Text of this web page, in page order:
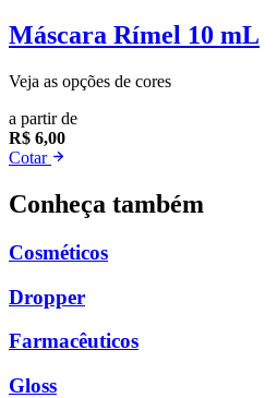
Máscara Rímel 10 mL
Veja as opções de cores
a partir de
R$ 6,00
Cotar
Conheça também
Cosméticos
Dropper
Farmacêuticos
Gloss